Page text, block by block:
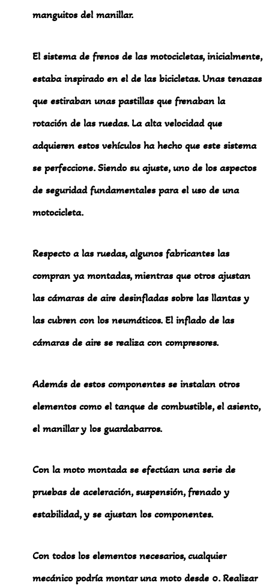
manguitos del manillar.
El sistema de frenos de las motocicletas, inicialmente,
estaba inspirado en el de las bicicletas. Unas tenazas
que estiraban unas pastillas que frenaban la
rotación de las ruedas. La alta velocidad que
adquieren estos vehículos ha hecho que este sistema
se perfeccione. Siendo su ajuste, uno de los aspectos
de seguridad fundamentales para el uso de una
motocicleta.
Respecto a las ruedas, algunos fabricantes las
compran ya montadas, mientras que otros ajustan
las cámaras de aire desinfladas sobre las llantas y
las cubren con los neumáticos. El inflado de las
cámaras de aire se realiza con compresores.
Además de estos componentes se instalan otros
elementos como el tanque de combustible, el asiento,
el manillar y los guardabarros.
Con la moto montada se efectúan una serie de
pruebas de aceleración, suspensión, frenado y
estabilidad, y se ajustan los componentes.
Con todos los elementos necesarios, cualquier
mecánico podría montar una moto desde 0. Realizar